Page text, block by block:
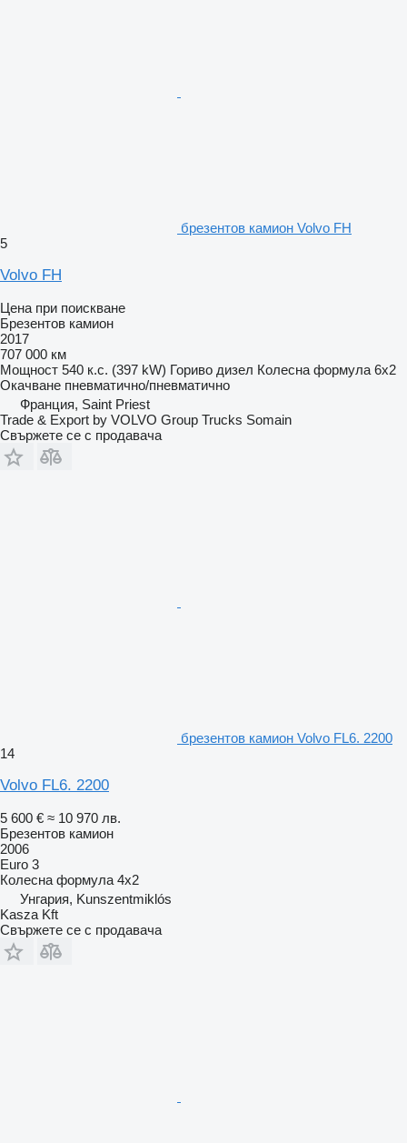
брезентов камион Volvo FH
5
Volvo FH
Цена при поискване
Брезентов камион
2017
707 000 км
Мощност 540 к.с. (397 kW) Гориво дизел Колесна формула 6x2
Окачване пневматично/пневматично
Франция, Saint Priest
Trade & Export by VOLVO Group Trucks Somain
Свържете се с продавача
брезентов камион Volvo FL6. 2200
14
Volvo FL6. 2200
5 600 € ≈ 10 970 лв.
Брезентов камион
2006
Euro 3
Колесна формула 4x2
Унгария, Kunszentmiklós
Kasza Kft
Свържете се с продавача